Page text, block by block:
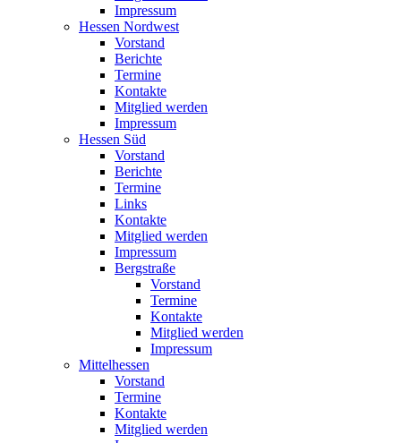
Impressum
Hessen Nordwest
Vorstand
Berichte
Termine
Kontakte
Mitglied werden
Impressum
Hessen Süd
Vorstand
Berichte
Termine
Links
Kontakte
Mitglied werden
Impressum
Bergstraße
Vorstand
Termine
Kontakte
Mitglied werden
Impressum
Mittelhessen
Vorstand
Termine
Kontakte
Mitglied werden